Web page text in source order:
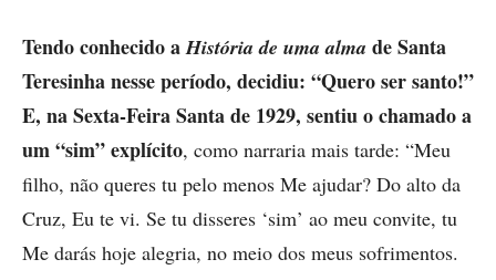
Tendo conhecido aHistória de uma alma de Santa
Teresinha nesse período, decidiu: “Quero ser santo!”
E, na Sexta-Feira Santa de 1929, sentiu o chamado a
um “sim” explícito, como narraria mais tarde: “Meu
filho, não queres tu pelo menos Me ajudar? Do alto da
Cruz, Eu te vi. Se tu disseres ‘sim’ ao meu convite, tu
Me darás hoje alegria, no meio dos meus sofrimentos.